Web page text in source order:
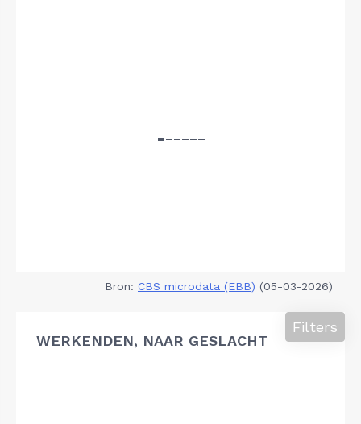
Bron: CBS microdata (EBB) (05-03-2026)
WERKENDEN, NAAR GESLACHT
Filters